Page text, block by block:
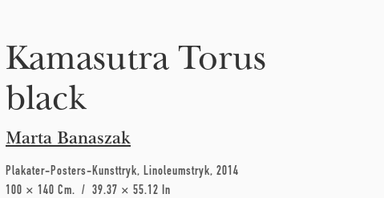
Kamasutra Torus
black
Marta Banaszak
Plakater-Posters-Kunsttryk Linoleumstryk 2014
100 × 140 Cm
39.37 × 55.12 In